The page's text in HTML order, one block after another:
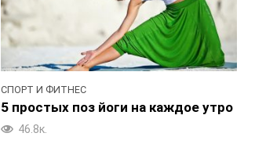
СПОРТ И ФИТНЕС
5 простых поз йоги на каждое утро
46.8к.